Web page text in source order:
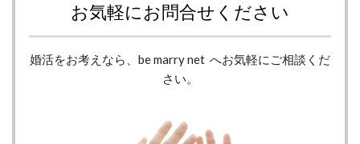
お気軽にお問合せください
婚活をお考えなら、be marry net へお気軽にご相談くだ
さい。